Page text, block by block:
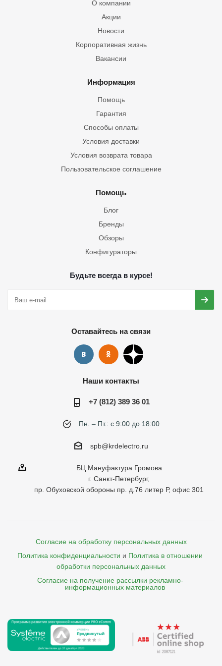
О компании
Акции
Новости
Корпоративная жизнь
Вакансии
Информация
Помощь
Гарантия
Способы оплаты
Условия доставки
Условия возврата товара
Пользовательское соглашение
Помощь
Блог
Бренды
Обзоры
Конфигураторы
Будьте всегда в курсе!
Оставайтесь на связи
Наши контакты
+7 (812) 389 36 01
Пн. – Пт.: с 9:00 до 18:00
spb@krdelectro.ru
БЦ Мануфактура Громова
г. Санкт-Петербург,
пр. Обуховской обороны пр. д.76 литер Р, офис 301
Согласие на обработку персональных данных
Политика конфиденциальности и Политика в отношении
обработки персональных данных
Согласие на получение рассылки рекламно-
    информационных материалов